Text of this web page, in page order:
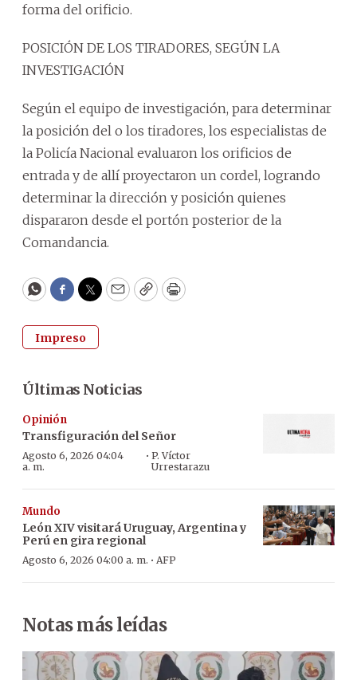
forma del orificio.
POSICIÓN DE LOS TIRADORES, SEGÚN LA
INVESTIGACIÓN
Según el equipo de investigación, para determinar
la posición del o los tiradores, los especialistas de
la Policía Nacional evaluaron los orificios de
entrada y de allí proyectaron un cordel, logrando
determinar la dirección y posición quienes
dispararon desde el portón posterior de la
Comandancia.
WhatsApp
Facebook
Twitter
EmailCopyPrint
Impreso
Últimas Noticias
Opinión
Transfiguración del Señor
Agosto 6, 2026 04:04
a. m.
· P. Víctor
Urrestarazu
Mundo
León XIV visitará Uruguay, Argentina y
Perú en gira regional
Agosto 6, 2026 04:00 a. m. · AFP
Notas más leídas